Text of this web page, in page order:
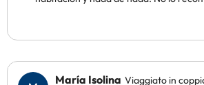
María Isolina Viaggiato in